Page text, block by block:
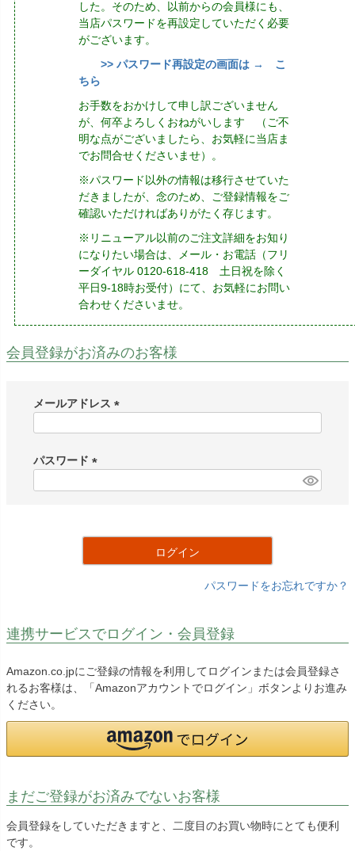
した。そのため、以前からの会員様にも、
当店パスワードを再設定していただく必要
がございます。
>> パスワード再設定の画面は → こ
ちら
お手数をおかけして申し訳ございません
が、何卒よろしくおねがいします （ご不
明な点がございましたら、お気軽に当店ま
でお問合せくださいませ）。
※パスワード以外の情報は移行させていた
だきましたが、念のため、ご登録情報をご
確認いただければありがたく存じます。
※リニューアル以前のご注文詳細をお知り
になりたい場合は、メール・お電話（フリ
ーダイヤル 0120-618-418 土日祝を除く
平日9-18時お受付）にて、お気軽にお問い
合わせくださいませ。
会員登録がお済みのお客様
メールアドレス
)
パスワード
ログイン
パスワードをお忘れですか？
連携サービスでログイン・会員登録
Amazon.co.jpにご登録の情報を利用してログインまたは会員登録さ
れるお客様は、「Amazonアカウントでログイン」ボタンよりお進み
ください。
まだご登録がお済みでないお客様
会員登録をしていただきますと、二度目のお買い物時にとても便利
です。